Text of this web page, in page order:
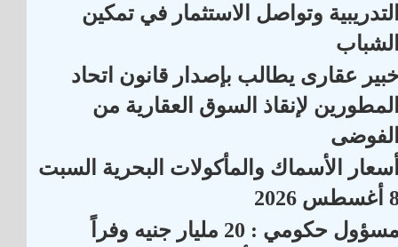
وتواصل الاستثمار في تمكين
عقارى يطالب بإصدار قانون اتحاد
لإنقاذ السوق العقارية من
الأسماك والمأكولات البحرية السبت
2026
مسؤول حكومي : 20 مليار جنيه وفراً